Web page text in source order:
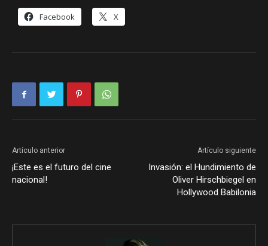
Facebook X
Artículo anterior
¡Este es el futuro del cine
nacional!
Artículo siguiente
Invasión: el Hundimiento de
Oliver Hirschbiegel en
Hollywood Babilonia